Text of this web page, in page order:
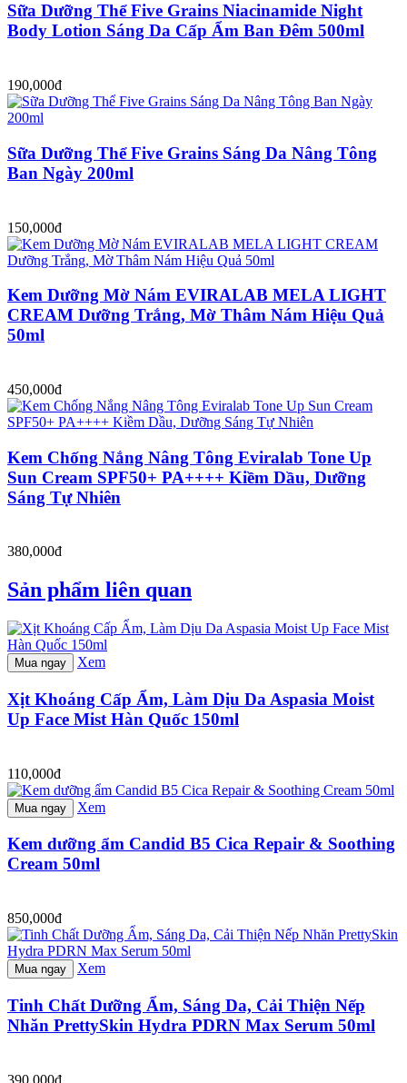
Sữa Dưỡng Thể Five Grains Niacinamide Night
Body Lotion Sáng Da Cấp Ẩm Ban Đêm 500ml
190,000đ
Sữa Dưỡng Thể Five Grains Sáng Da Nâng Tông
Ban Ngày 200ml
150,000đ
Kem Dưỡng Mờ Nám EVIRALAB MELA LIGHT
CREAM Dưỡng Trắng, Mờ Thâm Nám Hiệu Quả
50ml
450,000đ
Kem Chống Nắng Nâng Tông Eviralab Tone Up
Sun Cream SPF50+ PA++++ Kiềm Dầu, Dưỡng
Sáng Tự Nhiên
380,000đ
Sản phẩm liên quan
Mua ngay Xem
Xịt Khoáng Cấp Ẩm, Làm Dịu Da Aspasia Moist
Up Face Mist Hàn Quốc 150ml
110,000đ
Mua ngay Xem
Kem dưỡng ẩm Candid B5 Cica Repair & Soothing
Cream 50ml
850,000đ
Mua ngay Xem
Tinh Chất Dưỡng Ẩm, Sáng Da, Cải Thiện Nếp
Nhăn PrettySkin Hydra PDRN Max Serum 50ml
390,000đ